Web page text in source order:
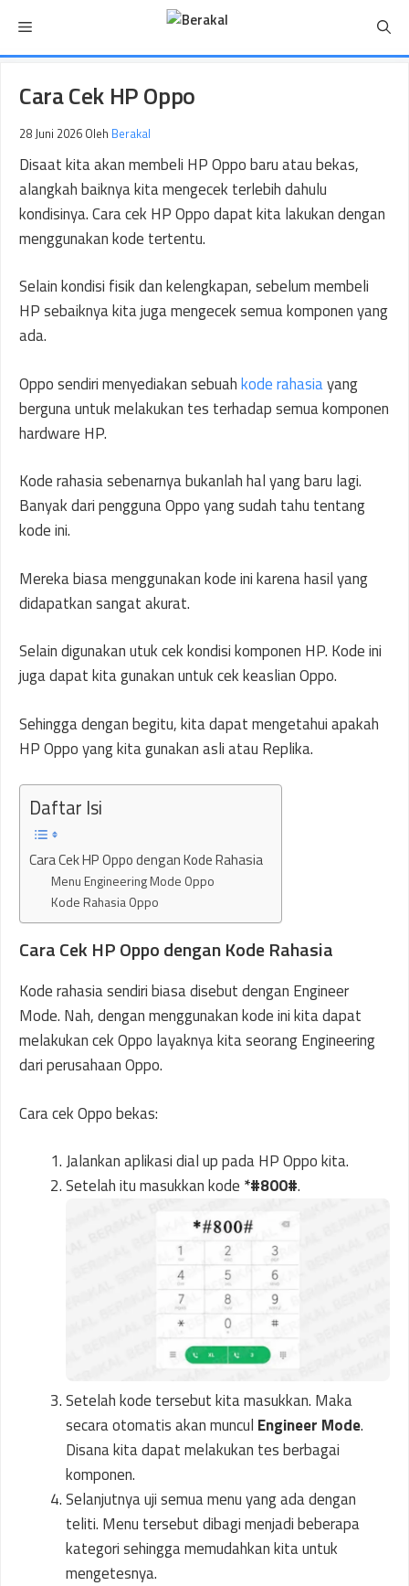
isi
Menu
Cara Cek HP Oppo
28 Juni 2026 Oleh Berakal
Disaat kita akan membeli HP Oppo baru atau bekas,
alangkah baiknya kita mengecek terlebih dahulu
kondisinya. Cara cek HP Oppo dapat kita lakukan dengan
menggunakan kode tertentu.
Selain kondisi fisik dan kelengkapan, sebelum membeli
HP sebaiknya kita juga mengecek semua komponen yang
ada.
Oppo sendiri menyediakan sebuahkode rahasiayang
berguna untuk melakukan tes terhadap semua komponen
hardware HP.
Kode rahasia sebenarnya bukanlah hal yang baru lagi.
Banyak dari pengguna Oppo yang sudah tahu tentang
kode ini.
Mereka biasa menggunakan kode ini karena hasil yang
didapatkan sangat akurat.
Selain digunakan utuk cek kondisi komponen HP. Kode ini
juga dapat kita gunakan untuk cek keaslian Oppo.
Sehingga dengan begitu, kita dapat mengetahui apakah
HP Oppo yang kita gunakan asli atau Replika.
Daftar Isi
Cara Cek HP Oppo dengan Kode Rahasia
Menu Engineering Mode Oppo
Kode Rahasia Oppo
Cara Cek HP Oppo dengan Kode Rahasia
Kode rahasia sendiri biasa disebut dengan Engineer
Mode. Nah, dengan menggunakan kode ini kita dapat
melakukan cek Oppo layaknya kita seorang Engineering
dari perusahaan Oppo.
Cara cek Oppo bekas:
Jalankan aplikasi dial up pada HP Oppo kita.
Setelah itu masukkan kode *#800#.
Setelah kode tersebut kita masukkan. Maka
secara otomatis akan muncul Engineer Mode.
Disana kita dapat melakukan tes berbagai
komponen.
Selanjutnya uji semua menu yang ada dengan
teliti. Menu tersebut dibagi menjadi beberapa
kategori sehingga memudahkan kita untuk
mengetesnya.